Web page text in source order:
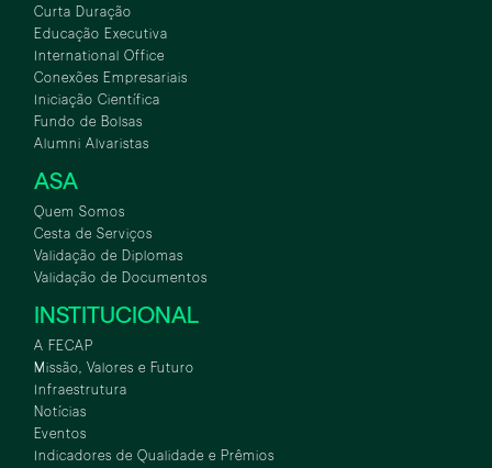
Curta Duração
Educação Executiva
International Office
Conexões Empresariais
Iniciação Científica
Fundo de Bolsas
Alumni Alvaristas
ASA
Quem Somos
Cesta de Serviços
Validação de Diplomas
Validação de Documentos
INSTITUCIONAL
A FECAP
Missão, Valores e Futuro
Infraestrutura
Notícias
Eventos
Indicadores de Qualidade e Prêmios